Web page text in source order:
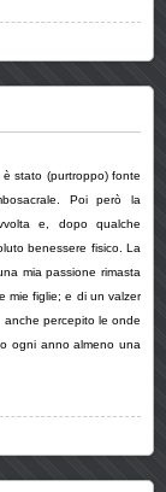
stato (purtroppo) fonte
Poi però la
e, dopo qualche
benessere fisico. La
mia passione rimasta
mie figlie; e di un valzer
percepito le onde
ogni anno almeno una